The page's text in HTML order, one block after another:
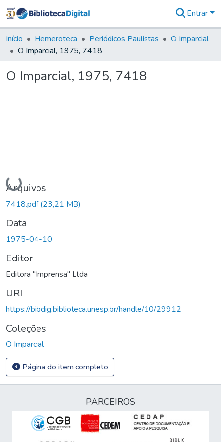
&
Coleções
Tudo na
Digital
Entrar
Início Hemeroteca Periódicos Paulistas
O Imparcial
O Imparcial, 1975, 7418
O Imparcial, 1975, 7418
Carregando...
Arquivos
7418.pdf(23,21 MB)
Data
1975-04-10
Editor
Editora "Imprensa" Ltda
URI
https://bibdig.biblioteca.unesp.br/handle/10/29912
Coleções
O Imparcial
Página do item completo
PARCEIROS